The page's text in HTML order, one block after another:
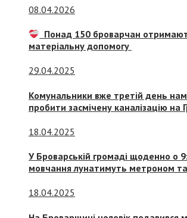
08.04.2026
Понад 150 броварчан
матеріальну допомогу
29.04.2025
Комунальники вже третій день
пробити засмічену каналізацію на
18.04.2025
У Броварській громаді щоденно о
мовчання лунатимуть метроном та
18.04.2025